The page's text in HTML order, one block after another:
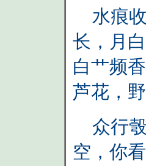
水痕收
长，月
白艹频
芦花，
众行彀
空，你